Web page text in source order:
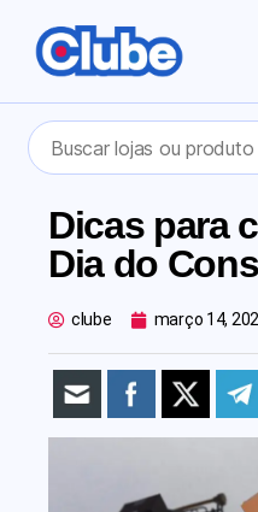
Dicas para
Dia do
clube março 14,